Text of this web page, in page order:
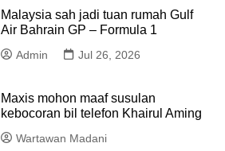
Malaysia sah jadi tuan rumah Gulf
Air Bahrain GP – Formula 1
Admin Jul 26, 2026
Maxis mohon maaf susulan
kebocoran bil telefon Khairul Aming
Wartawan Madani